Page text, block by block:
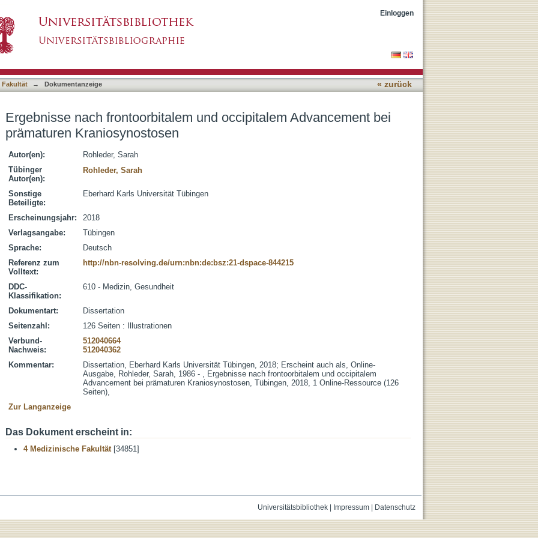
und occipitalem Advancement bei prämaturen Kraniosynostosen
Einloggen
Fakultät → Dokumentanzeige « zurück
Ergebnisse nach frontoorbitalem und occipitalem Advancement bei
prämaturen Kraniosynostosen
Autor(en):
Rohleder, Sarah
Tübinger
Autor(en):
Rohleder, Sarah
Sonstige
Beteiligte:
Eberhard Karls Universität Tübingen
Erscheinungsjahr:
2018
Verlagsangabe:
Tübingen
Sprache:
Deutsch
Referenz zum
Volltext:
http://nbn-resolving.de/urn:nbn:de:bsz:21-dspace-844215
DDC-
Klassifikation:
610 - Medizin, Gesundheit
Dokumentart:
Dissertation
Seitenzahl:
126 Seiten : Illustrationen
Verbund-
Nachweis:
512040664
512040362
Kommentar:
Dissertation, Eberhard Karls Universität Tübingen, 2018; Erscheint auch als, Online-
Ausgabe, Rohleder, Sarah, 1986 - , Ergebnisse nach frontoorbitalem und occipitalem
Advancement bei prämaturen Kraniosynostosen, Tübingen, 2018, 1 Online-Ressource (126
Seiten),
Zur Langanzeige
Das Dokument erscheint in:
4 Medizinische Fakultät[34851]
Universitätsbibliothek| Impressum| Datenschutz